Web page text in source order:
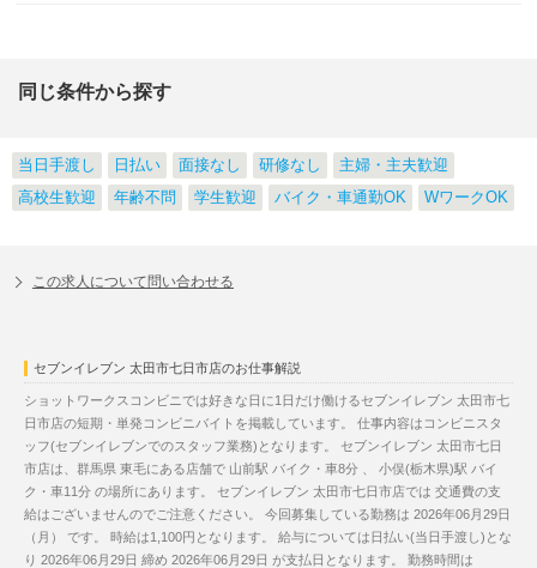
同じ条件から探す
当日手渡し 日払い 面接なし 研修なし
主婦・主夫歓迎
高校生歓迎
年齢不問 学生歓迎 バイク・車通勤OK WワークOK
この求人について問い合わせる
セブンイレブン 太田市七日市店のお仕事解説
ショットワークスコンビニでは好きな日に1日だけ働けるセブンイレブン 太田市七
日市店の短期・単発コンビニバイトを掲載しています。 仕事内容はコンビニスタ
ッフ(セブンイレブンでのスタッフ業務)となります。 セブンイレブン 太田市七日
市店は、群馬県 東毛にある店舗で 山前駅 バイク・車8分 、 小俣(栃木県)駅 バイ
ク・車11分 の場所にあります。 セブンイレブン 太田市七日市店では 交通費の支
給はございませんのでご注意ください。 今回募集している勤務は 2026年06月29日
（月） です。 時給は1,100円となります。 給与については日払い(当日手渡し)とな
り 2026年06月29日 締め 2026年06月29日 が支払日となります。 勤務時間は